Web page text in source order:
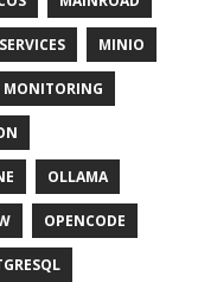
MINIO
MONITORING
OLLAMA
OPENCODE